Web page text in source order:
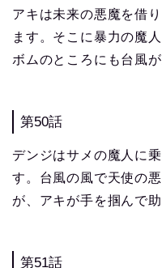
アキは未来の悪魔を借
ます。そこに暴力の魔
ボムのところにも台風
第50話
デンジはサメの魔人に
す。台風の風で天使の
が、アキが手を掴んで助
第51話